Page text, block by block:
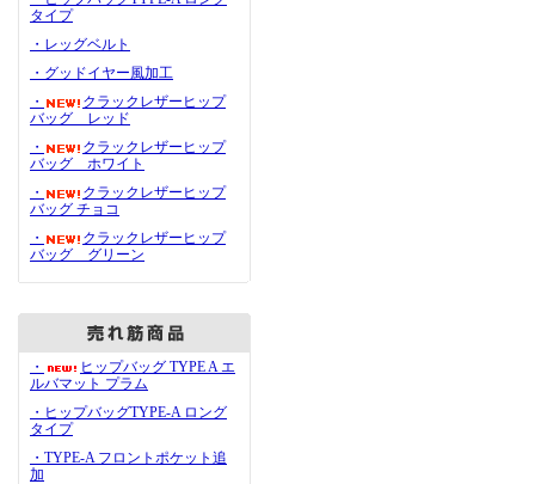
タイプ
・レッグベルト
・グッドイヤー風加工
・
クラックレザーヒップ
バッグ レッド
・
クラックレザーヒップ
バッグ ホワイト
・
クラックレザーヒップ
バッグ チョコ
・
クラックレザーヒップ
バッグ グリーン
・
ヒップバッグ TYPE A エ
ルバマット プラム
・ヒップバッグTYPE-A ロング
タイプ
・TYPE-A フロントポケット追
加